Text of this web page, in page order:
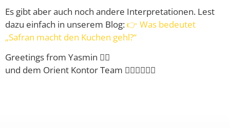
Es gibt aber auch noch andere Interpretationen. Lest
dazu einfach in unserem Blog:👉 Was bedeutet
„Safran macht den Kuchen gehl?“
Greetings from Yasmin 🙋‍♀️
und dem Orient Kontor Team 🙋‍♂️🙋‍♂️🙋‍♂️